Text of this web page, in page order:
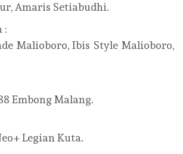
Amaris Setiabudhi.
:
Malioboro, Ibis Style Malioboro,
Embong Malang.
Legian Kuta.